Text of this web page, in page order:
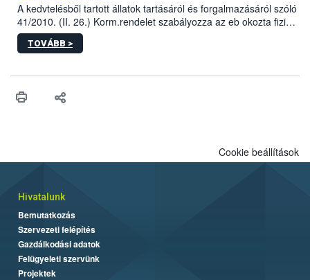
A kedvtelésből tartott állatok tartásáról és forgalmazásáról szóló
41/2010. (II. 26.) Korm.rendelet szabályozza az eb okozta fizikai
sérülés, illetve ennek veszélye keletkezésekor felmerülő
hatósági feladatokat, valamint a veszélyes eb tartását és annak
vonni az ebek viselkedésének megítélésében jártas szakértőt.
TOVÁBB >
Cookie beállítások
Hivatalunk
Bemutatkozás
Szervezeti felépítés
Gazdálkodási adatok
Felügyeleti szervünk
Projektek